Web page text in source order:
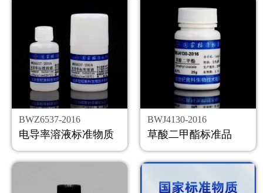
BWZ6537-2016
电导率溶液标准物质
BWJ4130-2016
草酸二甲酯标准品
公司主页
购物车
会员中心
联系我们
返回主页